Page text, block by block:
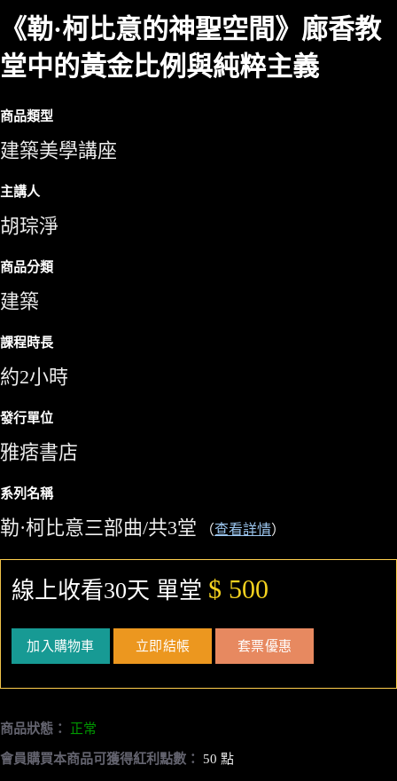
《勒·柯比意的神聖空間》廊香教
堂中的黃金比例與純粹主義
商品類型
建築美學講座
主講人
胡琮淨
商品分類
建築
課程時長
約2小時
發行單位
雅痞書店
系列名稱
勒·柯比意三部曲/共3堂 （查看詳情）
線上收看30天 單堂 $ 500
加入購物車 立即結帳 套票優惠
商品狀態： 正常
會員購買本商品可獲得紅利點數： 50 點